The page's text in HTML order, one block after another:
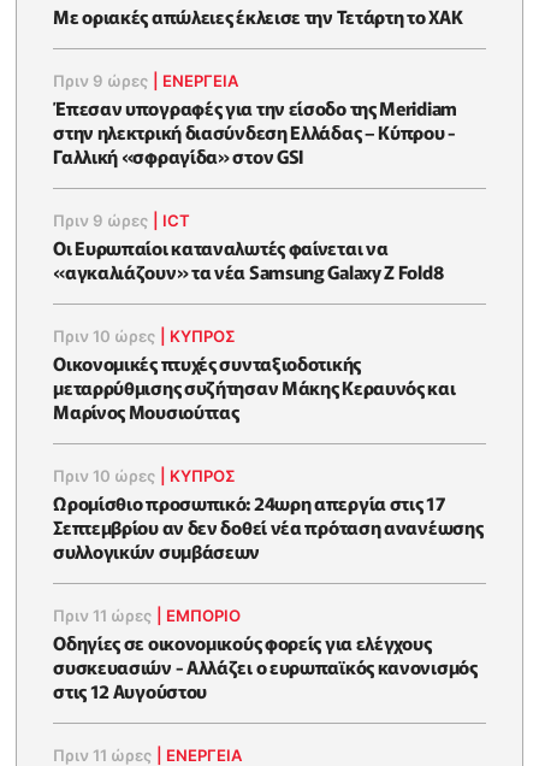
Με οριακές απώλειες έκλεισε την Τετάρτη το ΧΑΚ
Πριν 9 ώρες ΕΝΈΡΓΕΙΑ
Έπεσαν υπογραφές για την είσοδο της Meridiam
στην ηλεκτρική διασύνδεση Ελλάδας – Κύπρου -
Γαλλική «σφραγίδα» στον GSI
Πριν 9 ώρες ICT
Οι Ευρωπαίοι καταναλωτές φαίνεται να
«αγκαλιάζουν» τα νέα Samsung Galaxy Z Fold8
Πριν 10 ώρες ΚΥΠΡΟΣ
Οικονομικές πτυχές συνταξιοδοτικής
μεταρρύθμισης συζήτησαν Μάκης Κεραυνός και
Μαρίνος Μουσιούττας
Πριν 10 ώρες ΚΥΠΡΟΣ
Ωρομίσθιο προσωπικό: 24ωρη απεργία στις 17
Σεπτεμβρίου αν δεν δοθεί νέα πρόταση ανανέωσης
συλλογικών συμβάσεων
Πριν 11 ώρες ΕΜΠΟΡΙΟ
Οδηγίες σε οικονομικούς φορείς για ελέγχους
συσκευασιών - Αλλάζει ο ευρωπαϊκός κανονισμός
στις 12 Αυγούστου
Πριν 11 ώρες ΕΝΈΡΓΕΙΑ